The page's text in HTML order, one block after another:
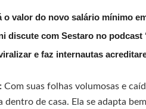
o valor do novo salário mínimo
discute com Sestaro no podcast
e faz internautas
Com suas folhas volumosas e
dentro de casa. Ela se adapta